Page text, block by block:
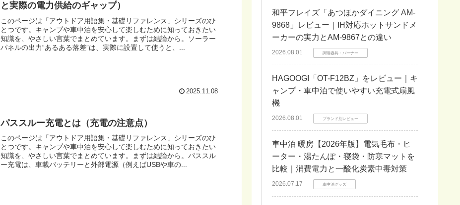
と実際の電力供給のギャップ）
このページは「アウトドア用語集・基礎リファレンス」シリーズのひ
とつです。キャンプや車中泊を安心して楽しむために知っておきたい
知識を、やさしい言葉でまとめています。まずは結論から。ソーラー
パネルの出力“あるある落差”は、実際に設置して使うと、...
2025.11.08
パススルー充電とは（充電の注意点）
このページは「アウトドア用語集・基礎リファレンス」シリーズのひ
とつです。キャンプや車中泊を安心して楽しむために知っておきたい
知識を、やさしい言葉でまとめています。まずは結論から。パススル
ー充電は、車載バッテリーと外部電源（例えばUSBや車の...
和平フレイズ「あつほかダイニング AM-
9868」レビュー｜IH対応ホットサンドメ
ーカーの実力とAM-9867との違い
2026.08.01 調理器具・バーナー
HAGOOGI「OT-F12BZ」をレビュー｜キ
ャンプ・車中泊で使いやすい充電式扇風
機
2026.08.01 ブランド別レビュー
車中泊 暖房【2026年版】電気毛布・ヒ
ーター・湯たんぽ・寝袋・防寒マットを
比較｜消費電力と一酸化炭素中毒対策
2026.07.17 車中泊グッズ